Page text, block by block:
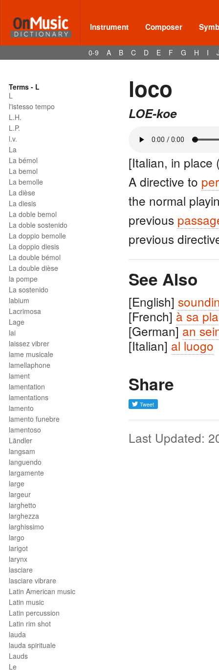
Instrument Composer
0-9 A B C D E F G H I
Terms - L
L
l'istesso tempo
L.H.
L.P.
l.v.
La
La bémol
La bemol
La bemolle
La dièse
La diesis
La doble bemol
La doble sostenido
La doppio bemolle
La doppio diesis
La double bémol
La double dièse
la pompe
La sostenido
labium
Lacrimosa
Lage
lai
laissez vibrer
lame musicale
lamellaphone
lament
lamentation
lamentations
lamento
lamento funebre
lamentoso
Ländler
langsam
languendo
largamente
large
largeur
larghetto
larghezza
larghissimo
largo
larigot
larynx
lasciare
lasciare vibrare
Latin American music
Latin music
Latin percussion
Latin rim shot
lauda
lauda spirituale
Lauds
Le
loco
LOE-koe
[Italian, in place
A directive to
the normal
previous
previous
See Also
[English]
[French] à sa
[German]an
[Italian] al luogo
Share
Last Updated: